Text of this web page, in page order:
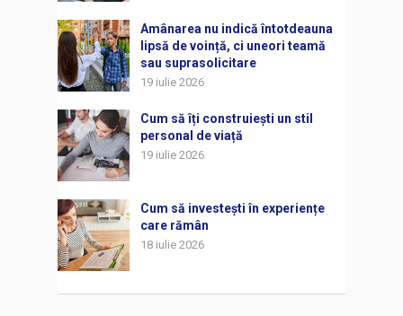
Amânarea nu indică întotdeauna
lipsă de voință, ci uneori teamă
sau suprasolicitare
19 iulie 2026
Cum să îți construiești un stil
personal de viață
19 iulie 2026
Cum să investești în experiențe
care rămân
18 iulie 2026